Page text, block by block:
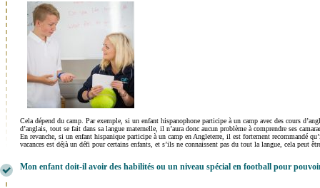
Cela dépend du camp. Par exemple, si un enfant hispanophone participe à un camp avec des cours
d’anglais, tout se fait dans sa langue maternelle, il n’aura donc aucun problème à comprendre ses
En revanche, si un enfant hispanique participe à un camp en Angleterre, il est fortement recommandé
vacances est déjà un défi pour certains enfants, et s’ils ne connaissent pas du tout la langue, cela
Mon enfant doit-il avoir des habilités ou un niveau spécial en football pour